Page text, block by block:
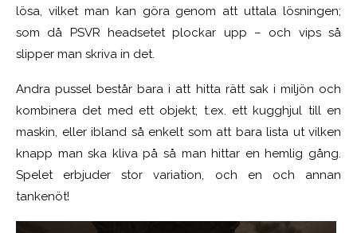
lösa, vilket man kan göra genom att uttala lösningen;
som då PSVR headsetet plockar upp – och vips så
slipper man skriva in det.
Andra pussel består bara i att hitta rätt sak i miljön och
kombinera det med ett objekt; t.ex. ett kugghjul till en
maskin, eller ibland så enkelt som att bara lista ut vilken
knapp man ska kliva på så man hittar en hemlig gång.
Spelet erbjuder stor variation, och en och annan
tankenöt!